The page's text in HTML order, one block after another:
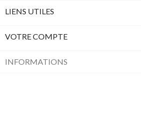
LIENS UTILES
VOTRE COMPTE
INFORMATIONS